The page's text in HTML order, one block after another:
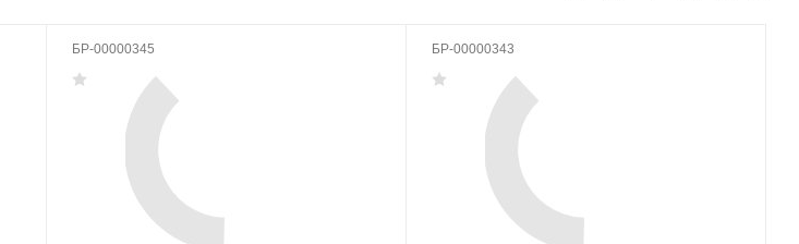
БР-00000345 БР-00000343